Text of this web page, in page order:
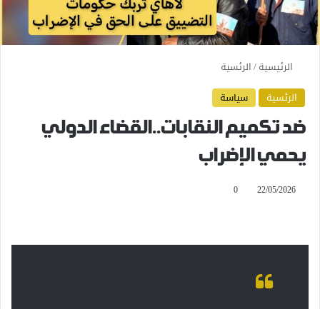
الرئيسية/الرئسية
الرئسية
سياسة
ضد تكميم النقابات..القضاء الدولي
يحمي الإضراب
22/05/2026
0